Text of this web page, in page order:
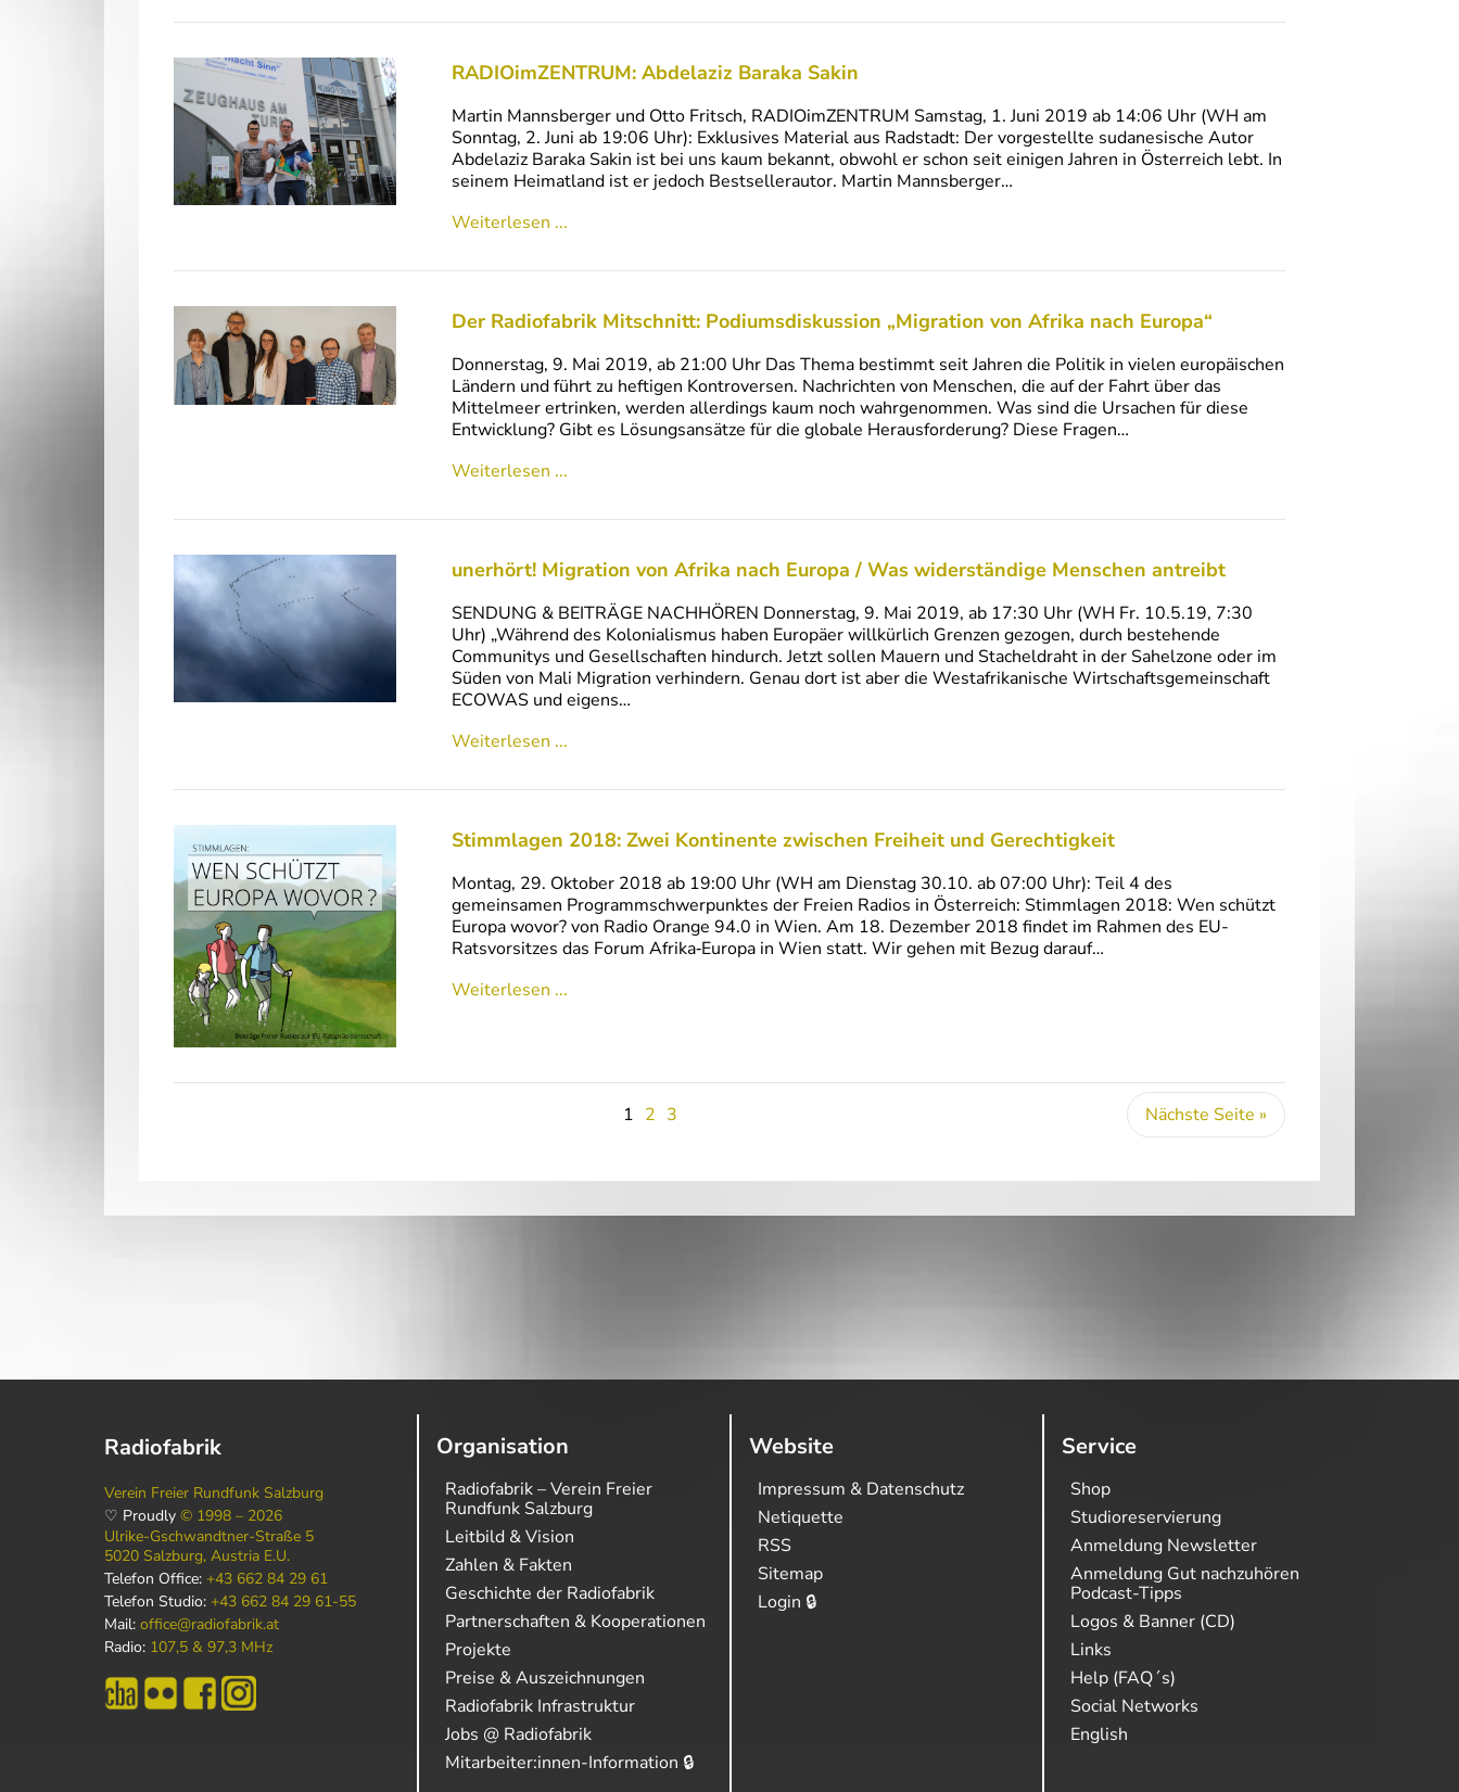
RADIOimZENTRUM: Abdelaziz Baraka Sakin
Martin Mannsberger und Otto Fritsch, RADIOimZENTRUM Samstag, 1. Juni 2019 ab 14:06 Uhr (WH am
Sonntag, 2. Juni ab 19:06 Uhr): Exklusives Material aus Radstadt: Der vorgestellte sudanesische Autor
Abdelaziz Baraka Sakin ist bei uns kaum bekannt, obwohl er schon seit einigen Jahren in Österreich lebt. In
seinem Heimatland ist er jedoch Bestsellerautor. Martin Mannsberger…
Weiterlesen ...
Der Radiofabrik Mitschnitt: Podiumsdiskussion „Migration von Afrika nach Europa“
Donnerstag, 9. Mai 2019, ab 21:00 Uhr Das Thema bestimmt seit Jahren die Politik in vielen europäischen
Ländern und führt zu heftigen Kontroversen. Nachrichten von Menschen, die auf der Fahrt über das
Mittelmeer ertrinken, werden allerdings kaum noch wahrgenommen. Was sind die Ursachen für diese
Entwicklung? Gibt es Lösungsansätze für die globale Herausforderung? Diese Fragen…
Weiterlesen ...
unerhört! Migration von Afrika nach Europa / Was widerständige Menschen antreibt
SENDUNG & BEITRÄGE NACHHÖREN Donnerstag, 9. Mai 2019, ab 17:30 Uhr (WH Fr. 10.5.19, 7:30
Uhr) „Während des Kolonialismus haben Europäer willkürlich Grenzen gezogen, durch bestehende
Communitys und Gesellschaften hindurch. Jetzt sollen Mauern und Stacheldraht in der Sahelzone oder im
Süden von Mali Migration verhindern. Genau dort ist aber die Westafrikanische Wirtschaftsgemeinschaft
ECOWAS und eigens…
Weiterlesen ...
Stimmlagen 2018: Zwei Kontinente zwischen Freiheit und Gerechtigkeit
Montag, 29. Oktober 2018 ab 19:00 Uhr (WH am Dienstag 30.10. ab 07:00 Uhr): Teil 4 des
gemeinsamen Programmschwerpunktes der Freien Radios in Österreich: Stimmlagen 2018: Wen schützt
Europa wovor? von Radio Orange 94.0 in Wien. Am 18. Dezember 2018 findet im Rahmen des EU-
Ratsvorsitzes das Forum Afrika‑Europa in Wien statt. Wir gehen mit Bezug darauf…
Weiterlesen ...
1 2 3 Nächste Seite »
Radiofabrik
Verein Freier Rundfunk Salzburg
♡ Proudly © 1998 – 2026
Ulrike-Gschwandtner-Straße 5
5020 Salzburg, Austria E.U.
Telefon Office: +43 662 84 29 61
Telefon Studio: +43 662 84 29 61-55
Mail: office@radiofabrik.at
Radio: 107,5 & 97,3 MHz
Organisation
Radiofabrik – Verein Freier
Rundfunk Salzburg
Leitbild & Vision
Zahlen & Fakten
Geschichte der Radiofabrik
Partnerschaften & Kooperationen
Projekte
Preise & Auszeichnungen
Radiofabrik Infrastruktur
Jobs @ Radiofabrik
Mitarbeiter:innen-Information 🔒
Website
Impressum & Datenschutz
Netiquette
RSS
Sitemap
Login 🔒
Service
Shop
Studioreservierung
Anmeldung Newsletter
Anmeldung Gut nachzuhören
Podcast-Tipps
Logos & Banner (CD)
Links
Help (FAQ´s)
Social Networks
English